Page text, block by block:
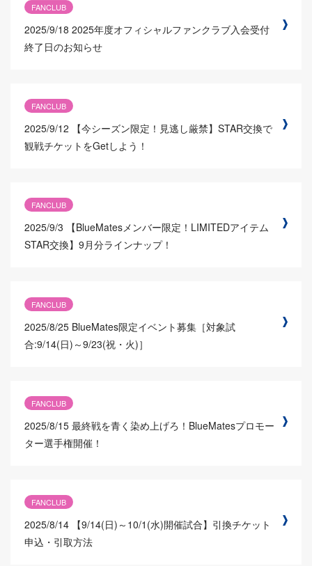
FANCLUB
2025/9/18 2025年度オフィシャルファンクラブ入会受付
終了日のお知らせ
FANCLUB
2025/9/12
【今シーズン限定！見逃し厳禁】STAR交換で
観戦チケットをGetしよう！
FANCLUB
2025/9/3
【BlueMatesメンバー限定！LIMITEDアイテム
STAR交換】9月分ラインナップ！
FANCLUB
2025/8/25 BlueMates限定イベント募集［対象試
合:9/14(日)～9/23(祝・火)］
FANCLUB
2025/8/15 最終戦を青く染め上げろ！BlueMatesプロモー
ター選手権開催！
FANCLUB
2025/8/14 【9/14(日)～10/1(水)開催試合】引換チケット
申込・引取方法